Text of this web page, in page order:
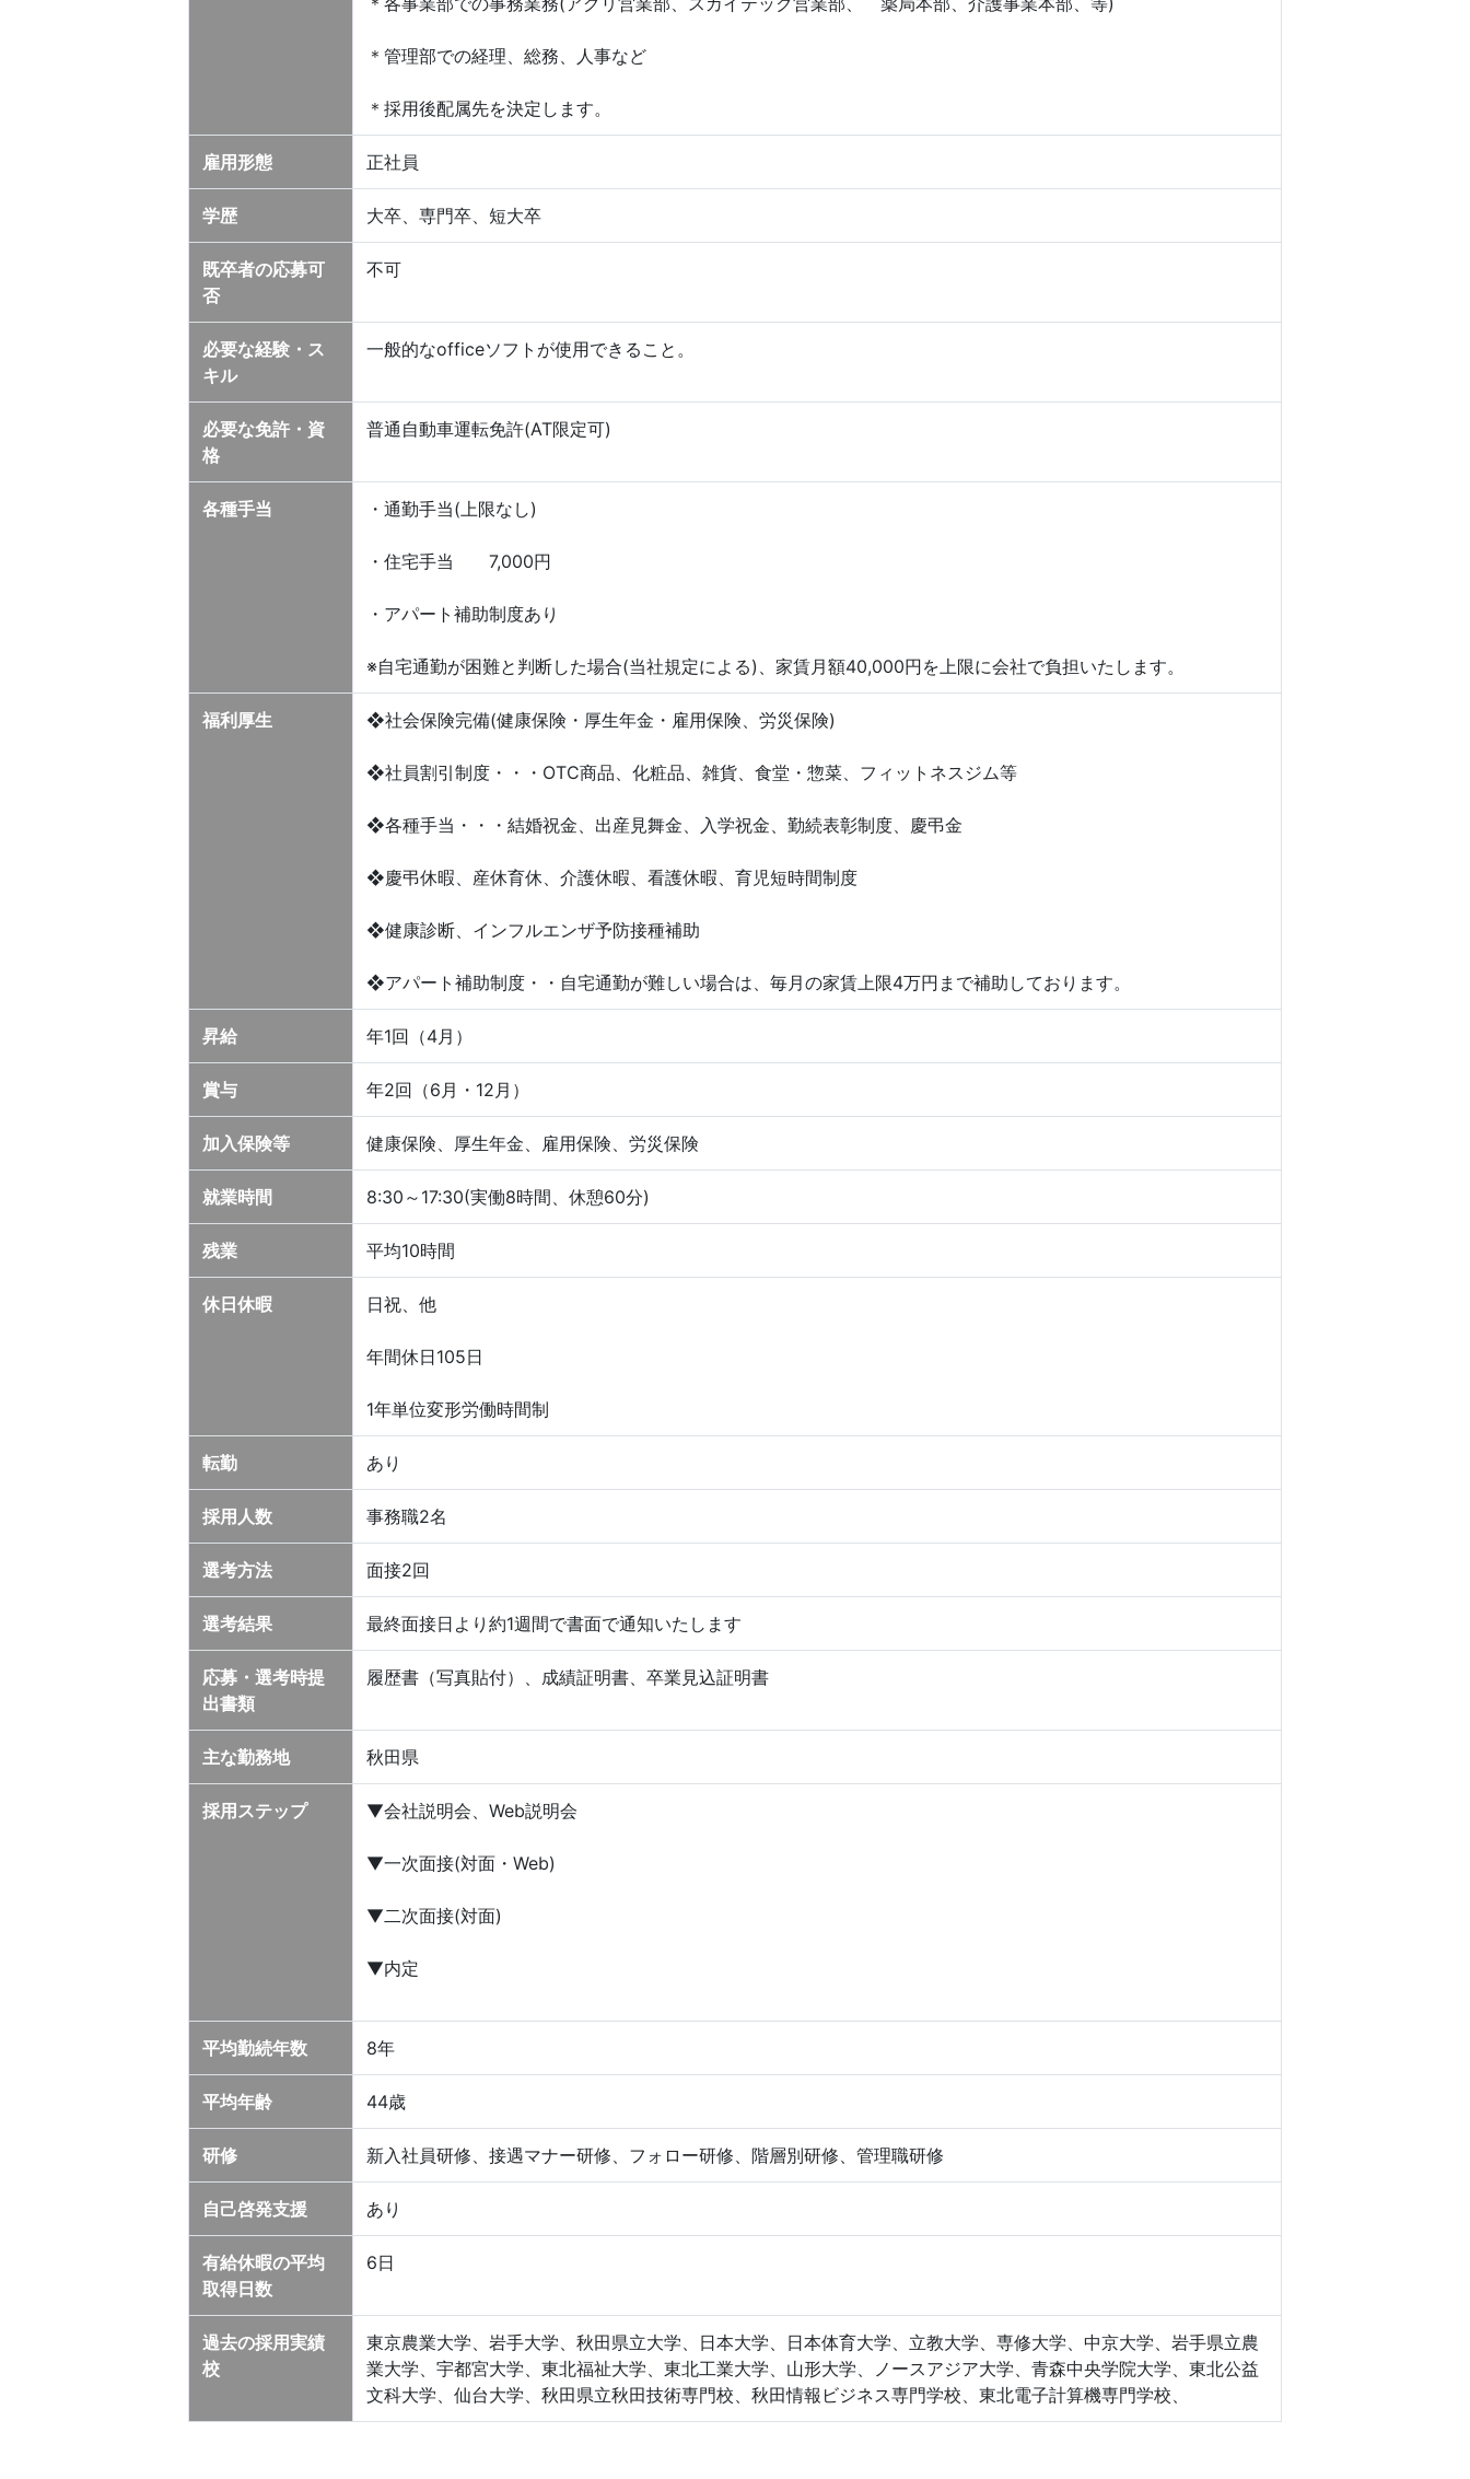
＊管理部での経理、総務、人事など
＊採用後配属先を決定します。
雇用形態 正社員
学歴 大卒、専門卒、短大卒
既卒者の応募可
否
不可
必要な経験・ス
キル
一般的なofficeソフトが使用できること。
必要な免許・資
格
普通自動車運転免許(AT限定可)
各種手当 ・通勤手当(上限なし)
・住宅手当 7,000円
・アパート補助制度あり
※自宅通勤が困難と判断した場合(当社規定による)、家賃月額40,000円を上限に会社で負担いたします。
福利厚生 ❖社会保険完備(健康保険・厚生年金・雇用保険、労災保険)
❖社員割引制度・・・OTC商品、化粧品、雑貨、食堂・惣菜、フィットネスジム等
❖各種手当・・・結婚祝金、出産見舞金、入学祝金、勤続表彰制度、慶弔金
❖慶弔休暇、産休育休、介護休暇、看護休暇、育児短時間制度
❖健康診断、インフルエンザ予防接種補助
❖アパート補助制度・・自宅通勤が難しい場合は、毎月の家賃上限4万円まで補助しております。
昇給 年1回（4月）
賞与 年2回（6月・12月）
加入保険等 健康保険、厚生年金、雇用保険、労災保険
就業時間 8:30～17:30(実働8時間、休憩60分)
残業 平均10時間
休日休暇 日祝、他
年間休日105日
1年単位変形労働時間制
転勤 あり
採用人数 事務職2名
選考方法 面接2回
選考結果 最終面接日より約1週間で書面で通知いたします
応募・選考時提
出書類
履歴書（写真貼付）、成績証明書、卒業見込証明書
主な勤務地 秋田県
採用ステップ ▼会社説明会、Web説明会
▼一次面接(対面・Web)
▼二次面接(対面)
▼内定
平均勤続年数 8年
平均年齢 44歳
研修 新入社員研修、接遇マナー研修、フォロー研修、階層別研修、管理職研修
自己啓発支援 あり
有給休暇の平均
取得日数
6日
過去の採用実績
校
東京農業大学、岩手大学、秋田県立大学、日本大学、日本体育大学、立教大学、専修大学、中京大学、岩手県立農
業大学、宇都宮大学、東北福祉大学、東北工業大学、山形大学、ノースアジア大学、青森中央学院大学、東北公益
文科大学、仙台大学、秋田県立秋田技術専門校、秋田情報ビジネス専門学校、東北電子計算機専門学校、